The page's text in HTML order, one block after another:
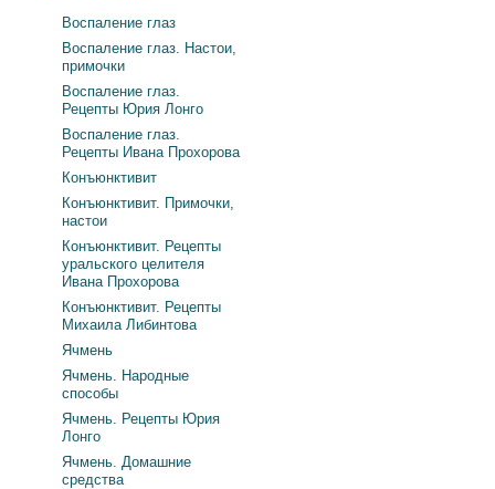
Воспаление глаз
Воспаление глаз. Настои,
примочки
Воспаление глаз.
Рецепты Юрия Лонго
Воспаление глаз.
Рецепты Ивана Прохорова
Конъюнктивит
Конъюнктивит. Примочки,
настои
Конъюнктивит. Рецепты
уральского целителя
Ивана Прохорова
Конъюнктивит. Рецепты
Михаила Либинтова
Ячмень
Ячмень. Народные
способы
Ячмень. Рецепты Юрия
Лонго
Ячмень. Домашние
средства